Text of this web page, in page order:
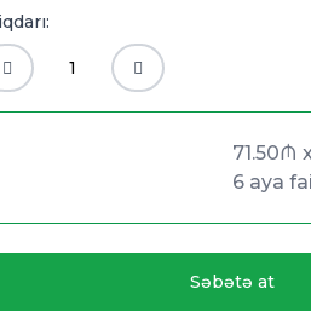
71.50₼
6 aya
71.50₼
6 aya
Səbətə at